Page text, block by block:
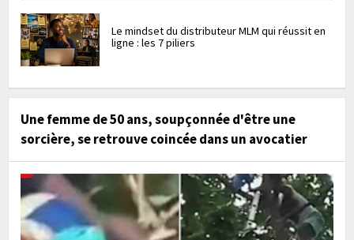
Le mindset du distributeur MLM qui réussit en
ligne : les 7 piliers
Une femme de 50 ans, soupçonnée d'être une
sorcière, se retrouve coincée dans un avocatier